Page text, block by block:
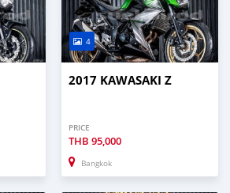
4
2017 KAWASAKI Z
PRICE
THB 95,000
Bangkok